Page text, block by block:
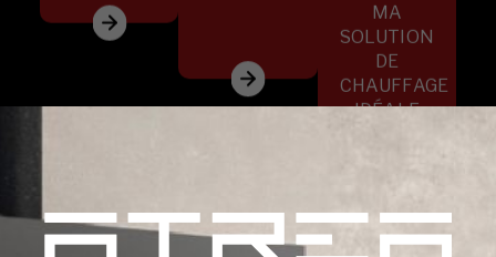
MA
SOLUTION
DE
CHAUFFAGE
IDÉALE